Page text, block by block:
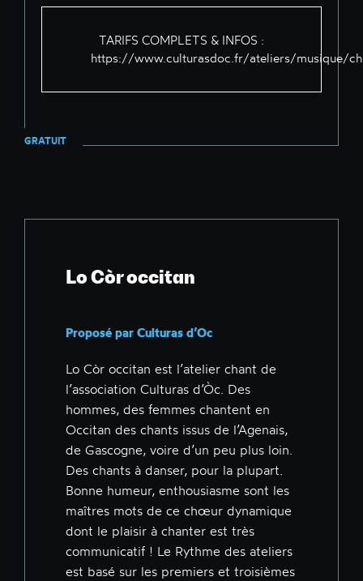
TARIFS COMPLETS & INFOS :
https://www.culturasdoc.fr/ateliers/musique/
GRATUIT
Lo Còr occitan
Proposé par Culturas d’Oc
Lo Còr occitan est l’atelier chant de
l’association Culturas d’Òc. Des
hommes, des femmes chantent en
Occitan des chants issus de l’Agenais,
de Gascogne, voire d’un peu plus loin.
Des chants à danser, pour la plupart.
Bonne humeur, enthousiasme sont les
maîtres mots de ce chœur dynamique
dont le plaisir à chanter est très
communicatif ! Le Rythme des ateliers
est basé sur les premiers et troisièmes